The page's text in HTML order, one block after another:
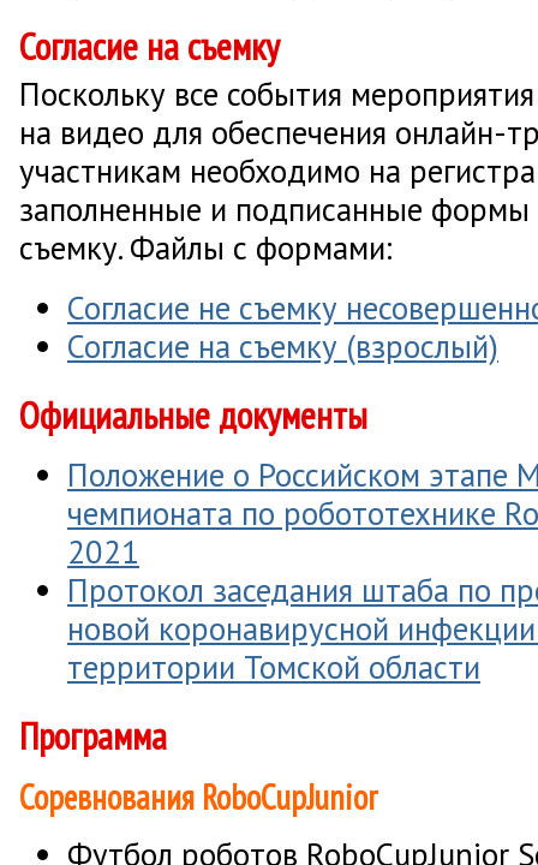
Согласие на съемку
Поскольку все события
на видео для обеспечения онлайн-
участникам необходимо на
заполненные и подписанные формы
съемку. Файлы с формами:
Согласие не съемку
Согласие на съемку (взрослый)
Официальные документы
Положение о Российском этапе
чемпионата по робототехнике
2021
Протокол заседания штаба по
новой коронавирусной
территории Томской области
Программа
Соревнования RoboCupJunior
Футбол роботов RoboCupJunior